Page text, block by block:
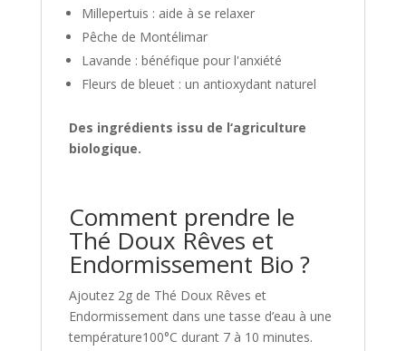
Millepertuis : aide à se relaxer
Pêche de Montélimar
Lavande : bénéfique pour l'anxiété
Fleurs de bleuet : un antioxydant naturel
Des ingrédients issu de l‘agriculture
biologique.
Comment prendre le
Thé Doux Rêves et
Endormissement Bio ?
Ajoutez 2g de Thé Doux Rêves et
Endormissement dans une tasse d’eau à une
température100°C durant 7 à 10 minutes.